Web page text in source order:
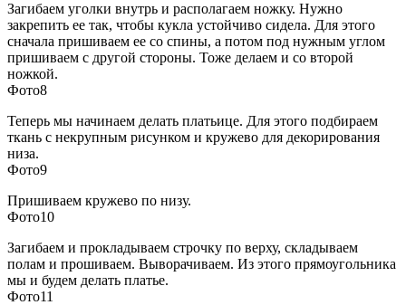
Загибаем уголки внутрь и располагаем ножку. Нужно
закрепить ее так, чтобы кукла устойчиво сидела. Для этого
сначала пришиваем ее со спины, а потом под нужным углом
пришиваем с другой стороны. Тоже делаем и со второй
ножкой.
Фото8
Теперь мы начинаем делать платьице. Для этого подбираем
ткань с некрупным рисунком и кружево для декорирования
низа.
Фото9
Пришиваем кружево по низу.
Фото10
Загибаем и прокладываем строчку по верху, складываем
полам и прошиваем. Выворачиваем. Из этого прямоугольника
мы и будем делать платье.
Фото11